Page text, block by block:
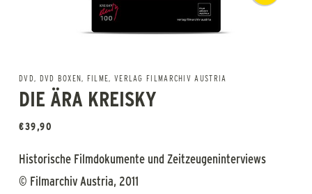
DVD, DVD BOXEN, FILME, VERLAG FILMARCHIV AUSTRIA
DIE ÄRA KREISKY
€39,90
Historische Filmdokumente und Zeitzeugeninterviews
© Filmarchiv Austria, 2011